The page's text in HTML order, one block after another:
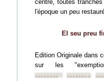
centre, toutes
l'époque un peu
El seu preu
Edition Originale dans
sur les
••••••••
••••••••